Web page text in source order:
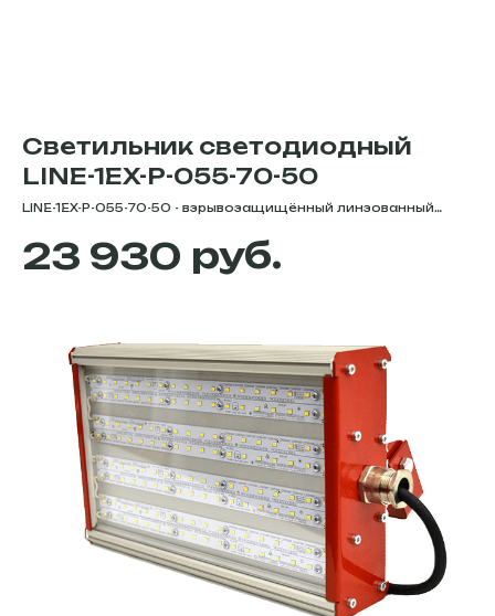
Светильник светодиодный
LINE-1EX-P-055-70-50
LINE-1EX-P-055-70-50 - взрывозащищённый линзованный
5000К/4000К/3000К. Степень защиты - IP66. Световой
поток - 9568 Лм. Серия LINE-1EX-P - это
взрывозащищённые светодиодные светильники с
рассеиватель изготовлен из ударопрочного
светотехнического поликарбоната, внутренняя камера
полностью герметична. Для направленного освещения
светильники комплектуются оптическими линзами.
Узнать подробные характеристи, цену, габаритные
размеры и приобрести светильники у офицального
партнёра завода Комлед в Екатеринбурге - вы можете в
интернет-магазине Diode-trade.
23 930 руб.